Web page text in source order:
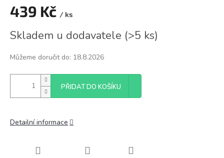
439 Kč / ks
cena:
Skladem u dodavatele (>5 ks)
Můžeme doručit do: 18.8.2026
PŘIDAT DO KOŠÍKU
Detailní informace